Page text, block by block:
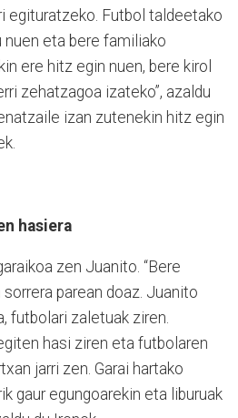
egituratzeko. Futbol taldeetako
eta bere familiako
ere hitz egin nuen, bere kirol
zehatzagoa izateko”, azaldu
izan zutenekin hitz egin
hasiera
zen Juanito. “Bere
parean doaz. Juanito
futbolari zaletuak ziren.
hasi ziren eta futbolaren
jarri zen. Garai hartako
gaur egungoarekin eta liburuak